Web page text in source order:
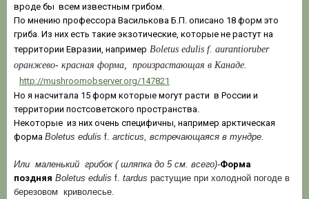
вроде бы всем известным грибом.
По мнению профессора Василькова Б.П. описано 18 форм это
гриба. Из них есть такие экзотические, которые не растут на
территории Евразии, например Boletus edulis f. aurantioruber
оранжево- красная форма, произрастающая в Канаде.
http://mushroomobserver.org/147821
Но я насчитала 15 форм которые могут расти в России и
территории постсоветского пространства.
Некоторые из них очень специфичны, например арктическая
форма Boletus edulis f. arcticus, встречающаяся в тундре.
Или маленький грибок ( шляпка до 5 см. всего)-Форма
поздняя Boletus edulis f. tardus растущие при холодной погоде в
березовом криволесье.